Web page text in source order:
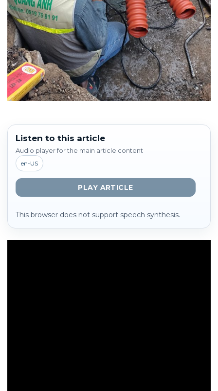
Listen to this article
Audio player for the main article content
en-US
PLAY ARTICLE
This browser does not support speech synthesis.